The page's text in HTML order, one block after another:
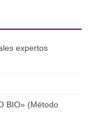
expertos
BIO» (Método